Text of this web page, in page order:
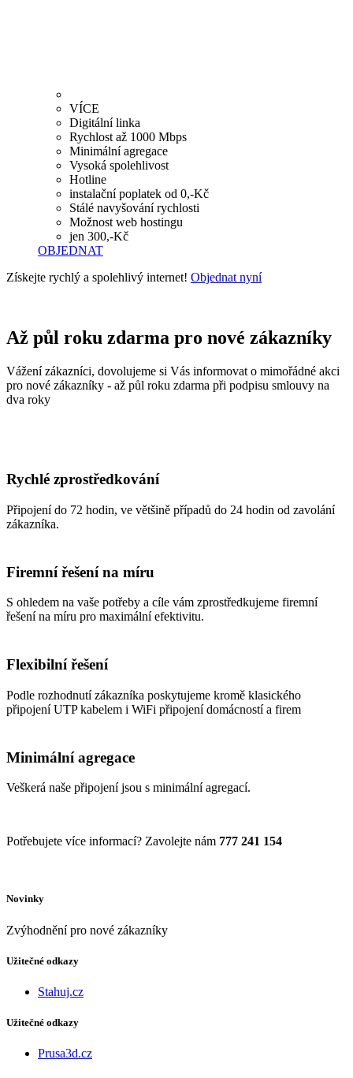
VÍCE
Digitální linka
Rychlost až 1000 Mbps
Minimální agregace
Vysoká spolehlivost
Hotline
instalační poplatek od 0,-Kč
Stálé navyšování rychlosti
Možnost web hostingu
jen 300,-Kč
OBJEDNAT
Získejte rychlý a spolehlivý internet! Objednat nyní
Až půl roku zdarma pro nové zákazníky
Vážení zákazníci, dovolujeme si Vás informovat o mimořádné akci
pro nové zákazníky - až půl roku zdarma při podpisu smlouvy na
dva roky
Rychlé zprostředkování
Připojení do 72 hodin, ve většině případů do 24 hodin od zavolání
zákazníka.
Firemní řešení na míru
S ohledem na vaše potřeby a cíle vám zprostředkujeme firemní
řešení na míru pro maximální efektivitu.
Flexibilní řešení
Podle rozhodnutí zákazníka poskytujeme kromě klasického
připojení UTP kabelem i WiFi připojení domácností a firem
Minimální agregace
Veškerá naše připojení jsou s minimální agregací.
Potřebujete více informací? Zavolejte nám 777 241 154
Novinky
Zvýhodnění pro nové zákazníky
Užitečné odkazy
Stahuj.cz
Užitečné odkazy
Prusa3d.cz